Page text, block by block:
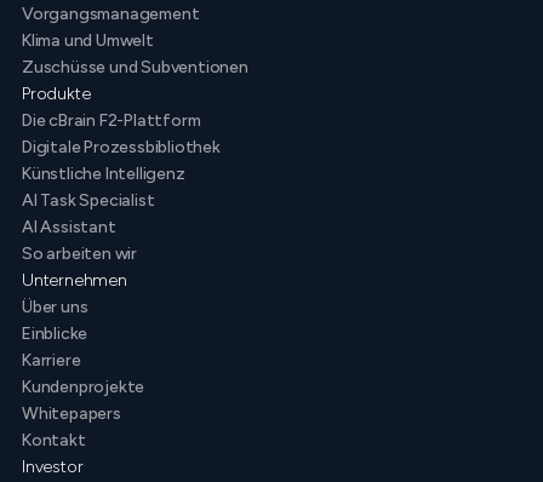
Vorgangsmanagement
Klima und Umwelt
Zuschüsse und Subventionen
Produkte
Die cBrain F2-Plattform
Digitale Prozessbibliothek
Künstliche Intelligenz
AI Task Specialist
AI Assistant
So arbeiten wir
Unternehmen
Über uns
Einblicke
Karriere
Kundenprojekte
Whitepapers
Kontakt
Investor